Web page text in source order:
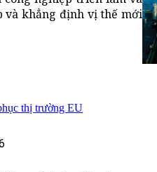
và khẳng định vị thế mới
thị trường EU